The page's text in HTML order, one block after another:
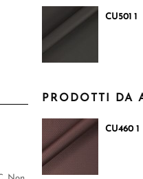
CU501 1
PRODOTTI DA
CU460 1